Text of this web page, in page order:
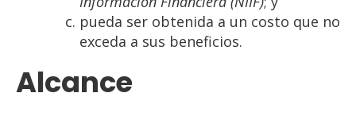
pueda ser obtenida a un costo que no
exceda a sus beneficios.
Alcance